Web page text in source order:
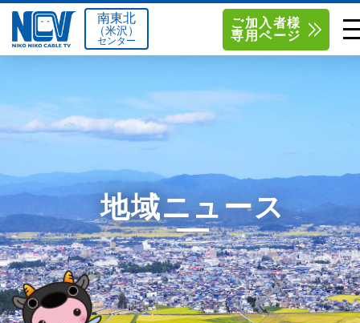
南東北センター（福島）
函館センター 0138-34-2525
新潟センター 025-210-1200
単品料金
お得なセットプラン
料金シミュレーション
サポート
Q&A
〒992-0044
山形県米沢市春日四丁目2-75
南東北センター(福島)
〒960-8252
福島県福島市御山字一本松17-1-
1
南東北
（米沢）
センター
ご加入者様
専用ページ
地域ニュース